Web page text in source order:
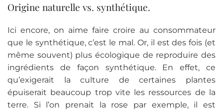
Origine naturelle vs. synthétique.
Ici encore, on aime faire croire au consommateur
que le synthétique, c’est le mal. Or, il est des fois (et
même souvent) plus écologique de reproduire des
ingrédients de façon synthétique. En effet, ce
qu’exigerait la culture de certaines plantes
épuiserait beaucoup trop vite les ressources de la
terre. Si l’on prenait la rose par exemple, il est